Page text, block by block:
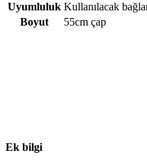
Uyumluluk Kullanılacak
Boyut
55cm çap
Ek bilgi